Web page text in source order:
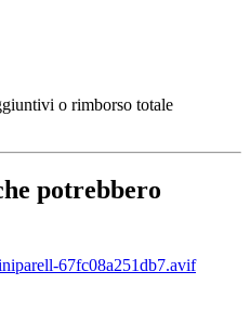
o rimborso totale
potrebbero